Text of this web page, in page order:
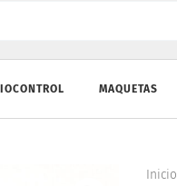
MAQUETAS
Inicio